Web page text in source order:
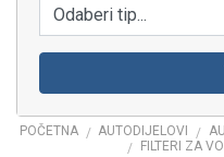
Odaberi tip...
POČETNA / AUTODIJELOVI /
/
FILTERI ZA